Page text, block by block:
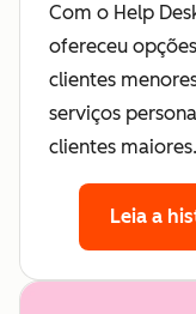
Com o Help
ofereceu
clientes
serviços
clientes maiores.
Leia a